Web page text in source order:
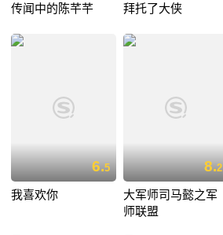
传闻中的陈芊芊 拜托了大侠
6.5
我喜欢你
8.2
大军师司马懿之军
师联盟